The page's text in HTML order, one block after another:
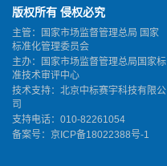
版权所有 侵权必究
主管：国家市场监督管理总局 国家
标准化管理委员会
主办：国家市场监督管理总局国家标
准技术审评中心
技术支持：北京中标赛宇科技有限公
司
支持电话：010-82261054
备案号： 京ICP备18022388号-1